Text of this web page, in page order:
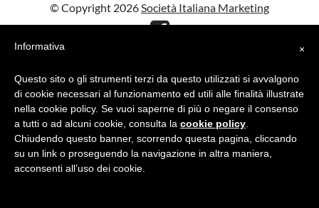
© Copyright 2026Società Italiana Marketing
×
Informativa
Questo sito o gli strumenti terzi da questo utilizzati si avvalgono
di cookie necessari al funzionamento ed utili alle finalità illustrate
nella cookie policy. Se vuoi saperne di più o negare il consenso
a tutti o ad alcuni cookie, consulta la cookie policy
Chiudendo questo banner, scorrendo questa pagina, cliccando
su un link o proseguendo la navigazione in altra maniera,
acconsenti all’uso dei cookie.